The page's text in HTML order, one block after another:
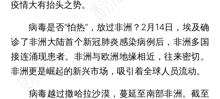
疫情大有抬头之势。
病毒是否“怕热”，放过非洲？2月14日，埃及确
诊了非洲大陆首个新冠肺炎感染病例后，非洲多国
接连涌现患者。非洲与欧洲地缘相近，往来密切。
非洲更是崛起的新兴市场，吸引着全球人员流动。
病毒越过撒哈拉沙漠，蔓延至南部非洲。截至